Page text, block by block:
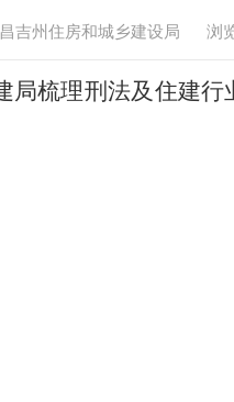
吉州住房和城乡建设局 浏
梳理刑法及住建